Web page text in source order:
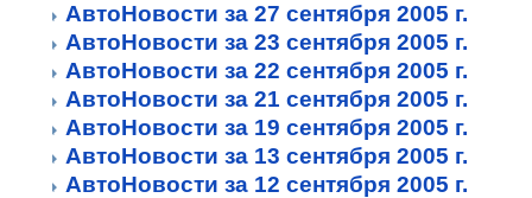
АвтоНовости за 27 сентября 2005 г.
АвтоНовости за 23 сентября 2005 г.
АвтоНовости за 22 сентября 2005 г.
АвтоНовости за 21 сентября 2005 г.
АвтоНовости за 19 сентября 2005 г.
АвтоНовости за 13 сентября 2005 г.
АвтоНовости за 12 сентября 2005 г.